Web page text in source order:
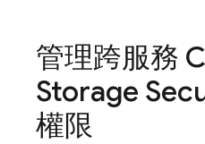
管理跨服務
Storage
權限